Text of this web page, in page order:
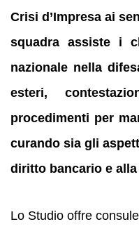
Crisi d’Impresa ai
squadra assiste i
nazionale nella
esteri,
procedimenti per
curando sia gli
diritto bancario e alla
Lo Studio offre